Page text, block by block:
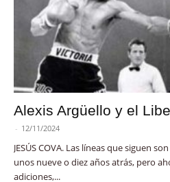
Alexis Argüello y el
- 12/11/2024
JESÚS COVA. Las líneas que siguen
unos nueve o diez años atrás, pero
adiciones,...